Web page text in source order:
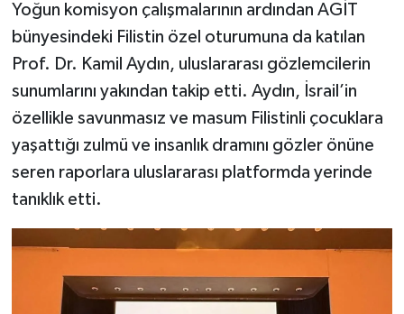
Yoğun komisyon çalışmalarının ardından AGİT
bünyesindeki Filistin özel oturumuna da katılan
Prof. Dr. Kamil Aydın, uluslararası gözlemcilerin
sunumlarını yakından takip etti. Aydın, İsrail’in
özellikle savunmasız ve masum Filistinli çocuklara
yaşattığı zulmü ve insanlık dramını gözler önüne
seren raporlara uluslararası platformda yerinde
tanıklık etti.